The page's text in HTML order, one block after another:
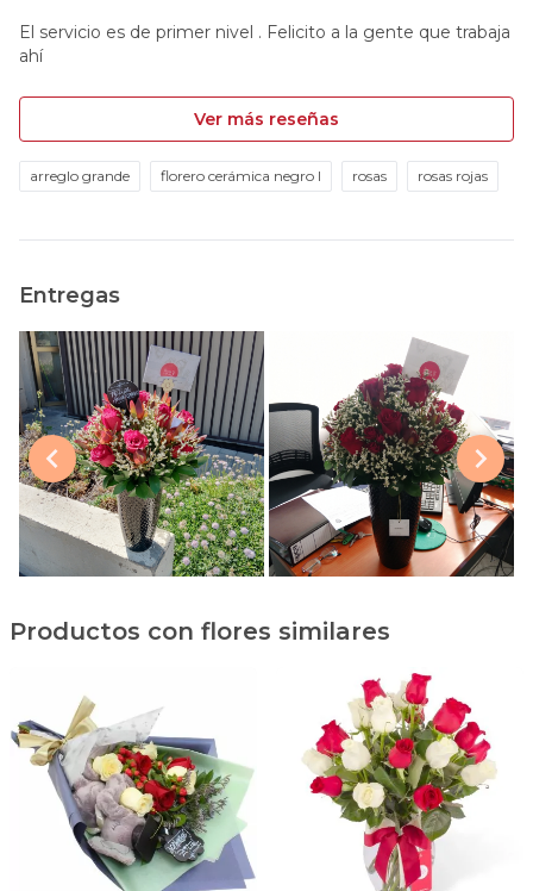
El servicio es de primer nivel . Felicito a la gente que trabaja
ahí
Ver más reseñas
arreglo grande florero cerámica negro l rosas rosas rojas
Entregas
Productos con flores similares